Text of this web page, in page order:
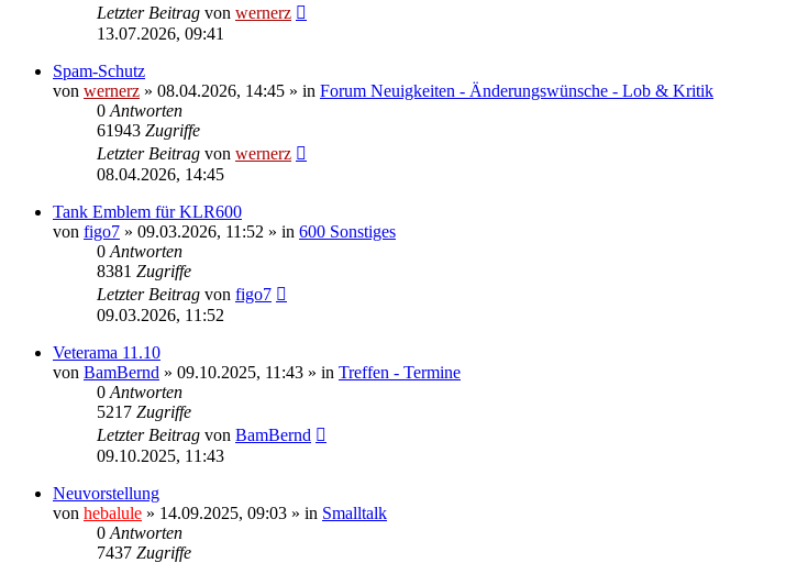
Letzter Beitrag von wernerz
13.07.2026, 09:41
Spam-Schutz
von wernerz » 08.04.2026, 14:45 » in Forum Neuigkeiten - Änderungswünsche - Lob & Kritik
0 Antworten
61943 Zugriffe
Letzter Beitrag von wernerz
08.04.2026, 14:45
Tank Emblem für KLR600
von figo7 » 09.03.2026, 11:52 » in 600 Sonstiges
0 Antworten
8381 Zugriffe
Letzter Beitrag von figo7
09.03.2026, 11:52
Veterama 11.10
von BamBernd » 09.10.2025, 11:43 » in Treffen - Termine
0 Antworten
5217 Zugriffe
Letzter Beitrag von BamBernd
09.10.2025, 11:43
Neuvorstellung
von hebalule » 14.09.2025, 09:03 » in Smalltalk
0 Antworten
7437 Zugriffe